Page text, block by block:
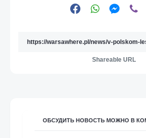
Shareable URL
ОБСУДИТЬ НОВОСТЬ МОЖНО В